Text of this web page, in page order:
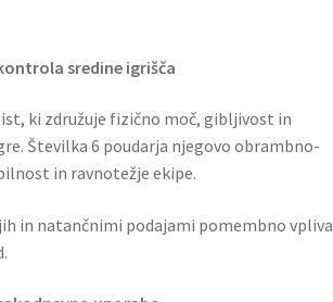
sredine igrišča
ki združuje fizično moč, gibljivost in
Številka 6 poudarja njegovo obrambno-
in ravnotežje ekipe.
in natančnimi podajami pomembno vpliva